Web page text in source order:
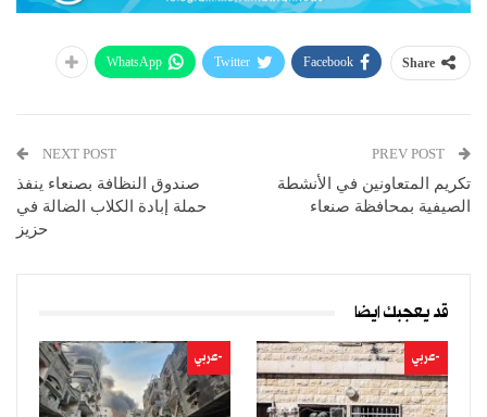
Share
Facebook
Twitter
WhatsApp
تكريم المتعاونين في الأنشطة
الصيفية بمحافظة صنعاء
NEXT POST
صندوق النظافة بصنعاء ينفذ
حملة إبادة الكلاب الضالة في
حزيز
قد يعجبك ايضا
-عربي -عربي